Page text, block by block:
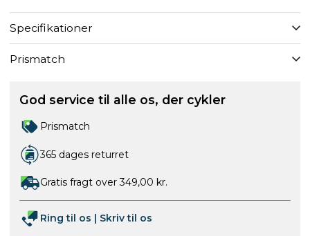
Specifikationer
Prismatch
God service til alle os, der cykler
Prismatch
365 dages returret
Gratis fragt over 349,00 kr.
Ring til os | Skriv til os